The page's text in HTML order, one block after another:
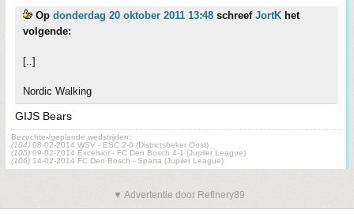
Op donderdag 20 oktober 2011 13:48 schreef JortK het
volgende:
[..]
Nordic Walking
GIJS Bears
Bezochte-/geplande wedstrijden:
(104) 08-02-2014 WSV - ESC 2-0 (Districtsbeker Oost)
(105) 09-02-2014 Excelsior - FC Den Bosch 4-1 (Jupiler League)
(106) 14-02-2014 FC Den Bosch - Sparta (Jupiler League)
▼ Advertentie door Refinery89